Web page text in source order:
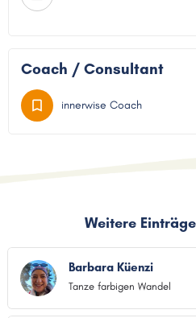
Coach / Consultant
innerwise Coach
Weitere
Barbara Küenzi
Tanze farbigen Wandel